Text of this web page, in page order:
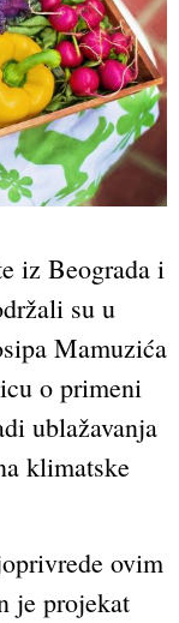
iz Beograda i
su u
Mamuzića
o primeni
ublažavanja
klimatske
ovim
je projekat